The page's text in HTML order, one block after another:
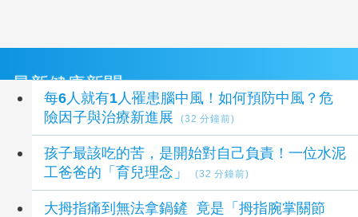
最新健康新聞
每6人就有1人罹患腦中風！如何預防中風？危
險因子與治療新進展
(32 分鐘前)
孩子最該吃的苦，是開始對自己負責！一位水泥
工爸爸的「育兒理念」
(32 分鐘前)
大拇指痛到無法拿鍋鏟 竟是「拇指腕掌關節